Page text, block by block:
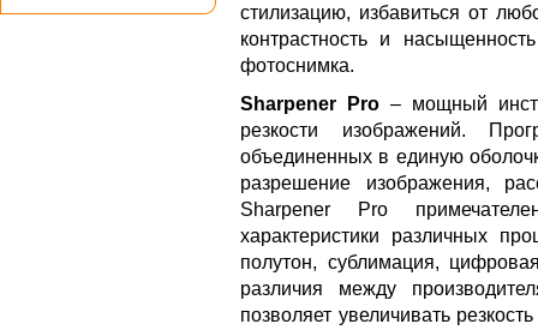
стилизацию, избавиться от
контрастность и
фотоснимка.
Sharpener Pro – мощный
резкости изображений.
объединенных в единую
разрешение изображения,
Sharpener Pro
характеристики различных
полутон, сублимация,
различия между
позволяет увеличивать